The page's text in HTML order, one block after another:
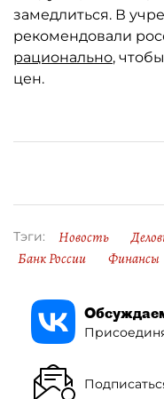
замедлиться. В
рекомендовали
рационально,
цен.
Тэги: Новость
Банк России
Финансы